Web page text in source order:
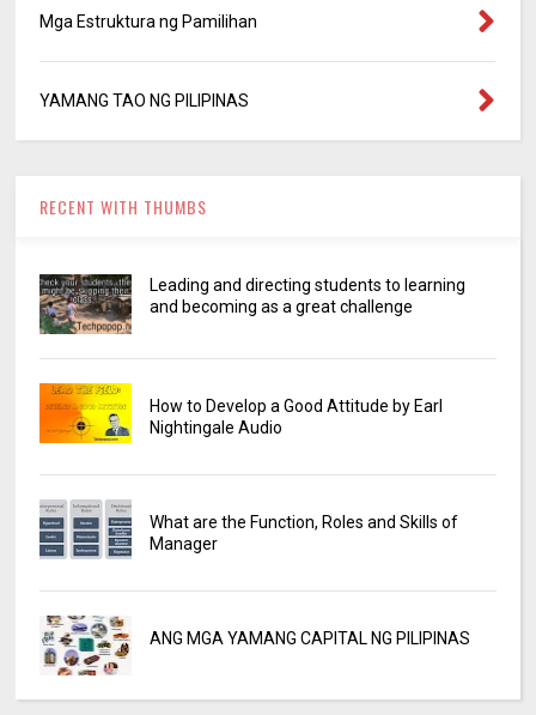
Mga Estruktura ng Pamilihan
YAMANG TAO NG PILIPINAS
RECENT WITH THUMBS
Leading and directing students to learning
and becoming as a great challenge
How to Develop a Good Attitude by Earl
Nightingale Audio
What are the Function, Roles and Skills of
Manager
ANG MGA YAMANG CAPITAL NG PILIPINAS